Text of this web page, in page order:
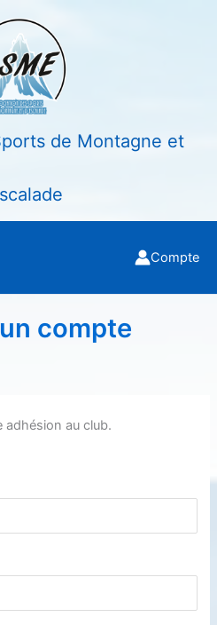
de Montagne et
Compte
compte
adhésion au club.